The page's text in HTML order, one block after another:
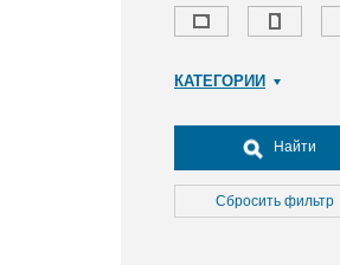
КАТЕГОРИИ
Досуг, туризм и отдых
Культура
Медицина
Найти
Сбросить фильтр